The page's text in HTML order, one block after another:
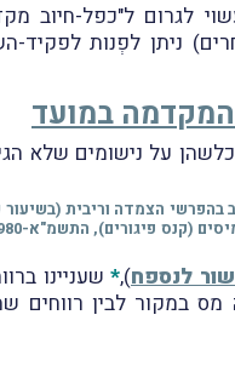
לגרום ל"כפל-חיוב
ניתן לפְנות
במועד
על נישומים שלא
לנספח),
* שעניינו